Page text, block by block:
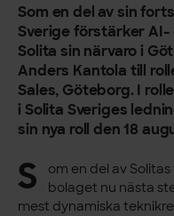
Som en del av sin
Sverige förstärker
Solita sin närvaro i
Anders Kantola till
Sales, Göteborg. I
i Solita Sveriges
sin nya roll den 18
S
om en del av
bolaget nu nästa
mest dynamiska